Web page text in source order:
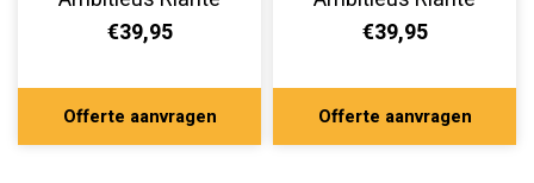
Plank Ultra Mat
€39,95
Offerte aanvragen
Plank Cheesecake
€39,95
Offerte aanvragen